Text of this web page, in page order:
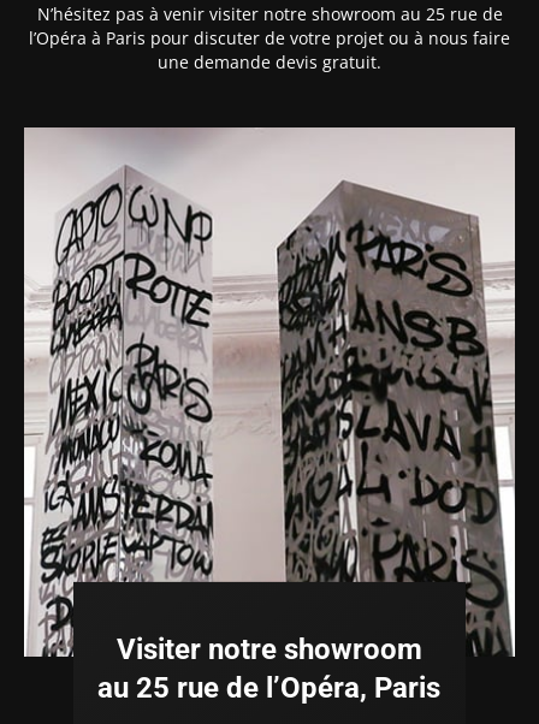
N’hésitez pas à venir visiter notre showroom au 25 rue de
l’Opéra à Paris pour discuter de votre projet ou à nous faire
une demande devis gratuit.
Visiter notre showroom
au 25 rue de l’Opéra, Paris